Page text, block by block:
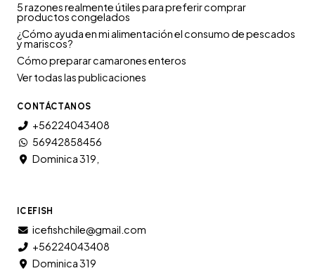
5 razones realmente útiles para preferir comprar
productos congelados
¿Cómo ayuda en mi alimentación el consumo de pescados
y mariscos?
Cómo preparar camarones enteros
Ver todas las publicaciones
CONTÁCTANOS
+56224043408
56942858456
Dominica 319,
ICEFISH
icefishchile@gmail.com
+56224043408
Dominica 319